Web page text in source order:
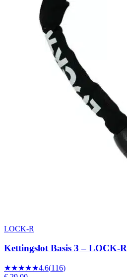
LOCK-R
Kettingslot Basis 3 – LOCK-R
★★★★★4.6(116)